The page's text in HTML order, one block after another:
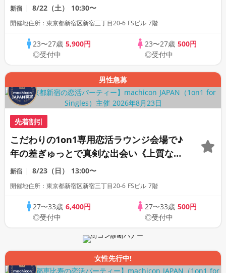
の同世代恋活パーティー♪《上質な1対1相
席専用会場》《全席半個室》《飲み放題付
新宿 8/22（土） 10:30〜
開催地住所：東京都新宿区新宿三丁目20-6 FSビル 7階
23〜27歳5,900円
◎受付中
23〜27歳 500円
◎受付中
男性急募
先着割引
こだわりの1on1専用恋活ラウンジ会場で♪
年の差ぎゅっとで真剣な出会い《上質な1
対1相席専用会場》《全席半個室》《ドリ
ンク飲み放題付き》《machicon JAPAN
新宿 8/23（日） 13:00〜
開催地住所：東京都新宿区新宿三丁目20-6 FSビル 7階
27〜33歳6,400円
◎受付中
27〜33歳 500円
◎受付中
女性先行中!